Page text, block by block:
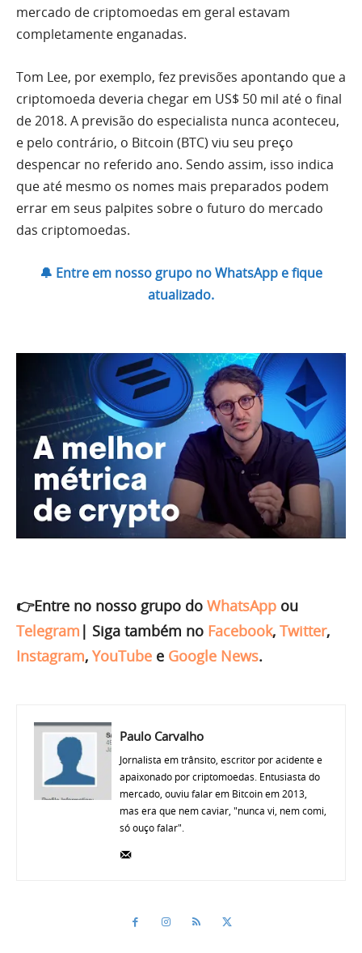
mercado de criptomoedas em geral estavam
completamente enganadas.
Tom Lee, por exemplo, fez previsões apontando que a
criptomoeda deveria chegar em US$ 50 mil até o final
de 2018. A previsão do especialista nunca aconteceu,
e pelo contrário, o Bitcoin (BTC) viu seu preço
despencar no referido ano. Sendo assim, isso indica
que até mesmo os nomes mais preparados podem
errar em seus palpites sobre o futuro do mercado
das criptomoedas.
🔔 Entre em nosso grupo no WhatsApp e fique
atualizado.
👉Entre no nosso grupo do WhatsApp ou
Telegram | Siga também no Facebook, Twitter,
Instagram, YouTube e Google News.
Paulo Carvalho
Jornalista em trânsito, escritor por acidente e
apaixonado por criptomoedas. Entusiasta do
mercado, ouviu falar em Bitcoin em 2013,
mas era que nem caviar, "nunca vi, nem comi,
só ouço falar".